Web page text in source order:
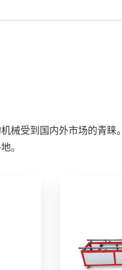
械受到国内外市场的青睐。
。